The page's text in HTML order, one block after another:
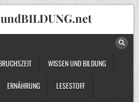
WISSEN UND BILDUNG
ERNÄHRUNG LESESTOFF